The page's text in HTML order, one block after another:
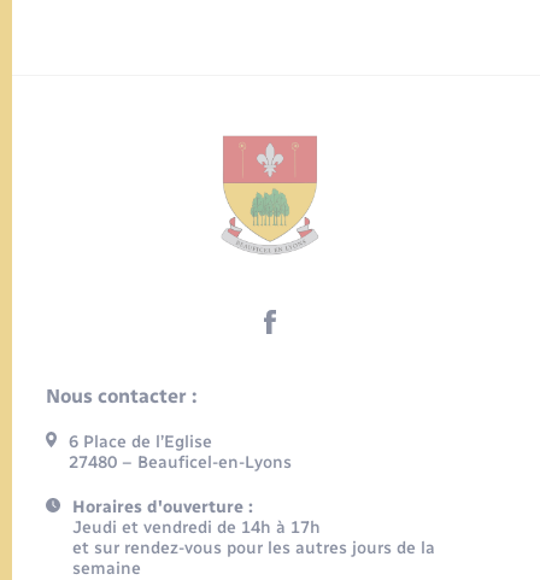
Nous contacter :
6 Place de l’Eglise
27480 – Beauficel-en-Lyons
Horaires d'ouverture :
Jeudi et vendredi de 14h à 17h
et sur rendez-vous pour les autres jours de la
semaine